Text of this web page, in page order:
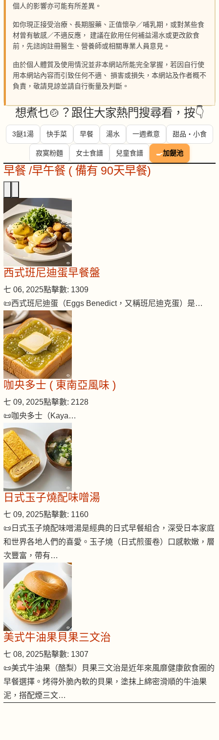
個人的影響亦可能有所差異。
如你現正接受治療、長期服藥、正值懷孕／哺乳期，或對某些食
材曾有敏感／不適反應， 建議在飲用任何補益湯水或更改飲食
前，先諮詢註冊醫生、營養師或相關專業人員意見。
由於個人體質及使用情況並非本網站所能完全掌握，若因自行使
用本網站內容而引致任何不適、 損害或損失，本網站及作者概不
負責，敬請見諒並請自行衡量及判斷。
想煮乜🍲？跟住大家熱門搜尋看，按👇
3餸1湯 快手菜 早餐 湯水 一週煮意 甜品・小食
寂寞粉麵 女士食譜 兒童食譜 🍳加餸池
早餐 /早午餐 ( 備有 90天早餐)
西式班尼迪蛋早餐盤
七 06, 2025點擊數: 1309
📜西式班尼迪蛋（Eggs Benedict，又稱班尼迪克蛋）是…
咖央多士 ( 東南亞風味 )
七 09, 2025點擊數: 2128
📜咖央多士（Kaya…
日式玉子燒配味噌湯
七 09, 2025點擊數: 1160
📜日式玉子燒配味噌湯是經典的日式早餐組合，深受日本家庭
和世界各地人們的喜愛。玉子燒（日式煎蛋卷）口感軟嫩，層
次豐富，帶有…
美式牛油果貝果三文治
七 08, 2025點擊數: 1307
📜美式牛油果（酪梨）貝果三文治是近年來風靡健康飲食圈的
早餐選擇。烤得外脆內軟的貝果，塗抹上綿密滑順的牛油果
泥，搭配煙三文…